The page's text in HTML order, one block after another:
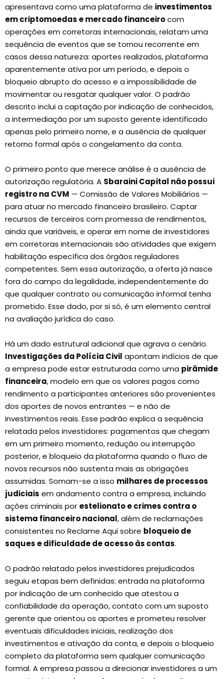
apresentava como uma plataforma de investimentos
em criptomoedas e mercado financeirocom
operações em corretoras internacionais, relatam uma
sequência de eventos que se tornou recorrente em
casos dessa natureza: aportes realizados, plataforma
aparentemente ativa por um período, e depois o
bloqueio abrupto do acesso e a impossibilidade de
movimentar ou resgatar qualquer valor. O padrão
descrito inclui a captação por indicação de conhecidos,
a intermediação por um suposto gerente identificado
apenas pelo primeiro nome, e a ausência de qualquer
retorno formal após o congelamento da conta.
O primeiro ponto que merece análise é a ausência de
autorização regulatória. A Sbaraini Capital não possui
registro na CVM — Comissão de Valores Mobiliários —
para atuar no mercado financeiro brasileiro. Captar
recursos de terceiros com promessa de rendimentos,
ainda que variáveis, e operar em nome de investidores
em corretoras internacionais são atividades que exigem
habilitação específica dos órgãos reguladores
competentes. Sem essa autorização, a oferta já nasce
fora do campo da legalidade, independentemente do
que qualquer contrato ou comunicação informal tenha
prometido. Esse dado, por si só, é um elemento central
na avaliação jurídica do caso.
Há um dado estrutural adicional que agrava o cenário.
Investigações da Polícia Civil apontam indícios de que
a empresa pode estar estruturada como uma pirâmide
financeira, modelo em que os valores pagos como
rendimento a participantes anteriores são provenientes
dos aportes de novos entrantes — e não de
investimentos reais. Esse padrão explica a sequência
relatada pelos investidores: pagamentos que chegam
em um primeiro momento, redução ou interrupção
posterior, e bloqueio da plataforma quando o fluxo de
novos recursos não sustenta mais as obrigações
assumidas. Somam-se a isso milhares de processos
judiciais em andamento contra a empresa, incluindo
ações criminais por estelionato e crimes contra o
sistema financeiro nacional, além de reclamações
consistentes no Reclame Aqui sobre bloqueio de
saques e dificuldade de acesso às contas.
O padrão relatado pelos investidores prejudicados
seguiu etapas bem definidas: entrada na plataforma
por indicação de um conhecido que atestou a
confiabilidade da operação, contato com um suposto
gerente que orientou os aportes e prometeu resolver
eventuais dificuldades iniciais, realização dos
investimentos e ativação da conta, e depois o bloqueio
completo da plataforma sem qualquer comunicação
formal. A empresa passou a direcionar investidores a um